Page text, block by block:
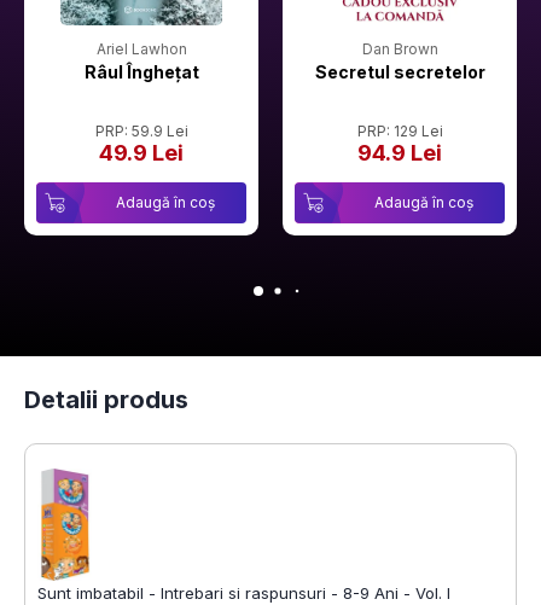
Ariel Lawhon
Râul Înghețat
PRP: 59.9 Lei
49.9 Lei
Adaugă în coș
Dan Brown
Secretul secretelor
PRP: 129 Lei
94.9 Lei
Adaugă în coș
Detalii produs
Sunt imbatabil - Intrebari si raspunsuri - 8-9 Ani - Vol. I